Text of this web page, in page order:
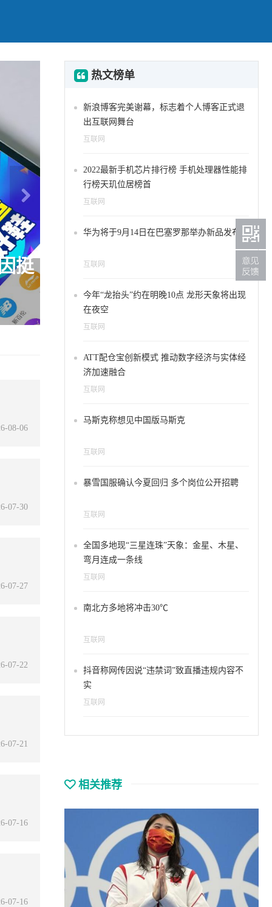
赛
08-06
07-30
07-27
07-22
07-21
07-16
07-16
热文榜单
新浪博客完美谢幕，标志着个人博客正式退
出互联网舞台
互联网
2022最新手机芯片排行榜 手机处理器性能排
行榜天玑位居榜首
互联网
华为将于9月14日在巴塞罗那举办新品发布会
互联网
今年“龙抬头”约在明晚10点 龙形天象将出现
在夜空
互联网
ATT配仓宝创新模式 推动数字经济与实体经
济加速融合
互联网
马斯克称想见中国版马斯克
互联网
暴雪国服确认今夏回归 多个岗位公开招聘
互联网
全国多地现“三星连珠”天象：金星、木星、
弯月连成一条线
互联网
南北方多地将冲击30℃
互联网
抖音称网传因说“违禁词”致直播违规内容不
实
互联网
相关推荐